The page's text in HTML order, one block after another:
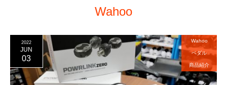
Wahoo
2022
JUN
03
Wahoo
ペダル
商品紹介